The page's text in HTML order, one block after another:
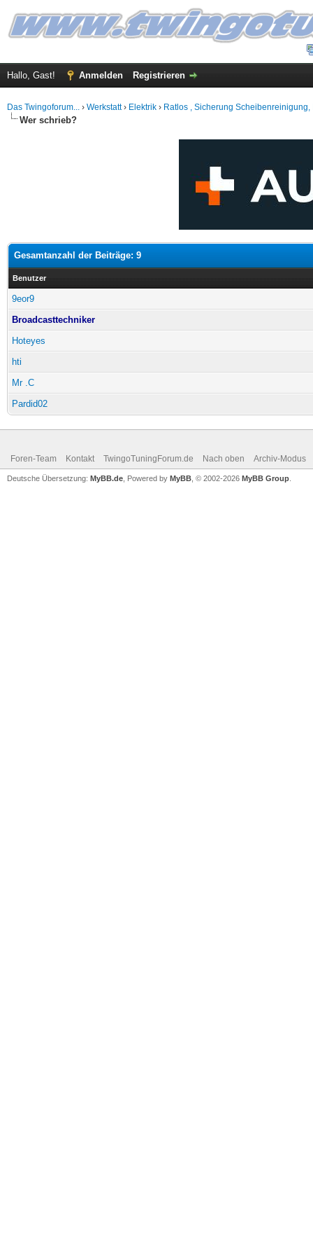
Hallo, Gast! Anmelden Registrieren
Das Twingoforum... › Werkstatt› Elektrik › Ratlos , Sicherung
Wer schrieb?
Gesamtanzahl der Beiträge: 9
Benutzer
9eor9
Broadcasttechniker
Hoteyes
hti
Mr .C
Pardid02
Foren-Team Kontakt TwingoTuningForum.de Nach oben Archiv-Modus
Deutsche Übersetzung: MyBB.de , Powered by MyBB , © 2002-2026 MyBB Group